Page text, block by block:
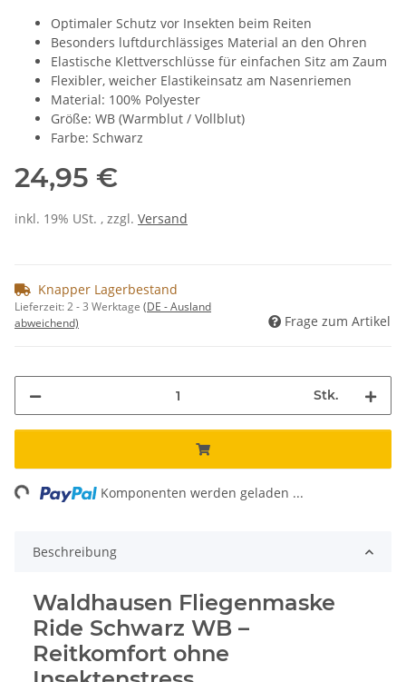
Optimaler Schutz vor Insekten beim Reiten
Besonders luftdurchlässiges Material an den Ohren
Elastische Klettverschlüsse für einfachen Sitz am Zaum
Flexibler, weicher Elastikeinsatz am Nasenriemen
Material: 100% Polyester
Größe: WB (Warmblut / Vollblut)
Farbe: Schwarz
24,95 €
inkl. 19% USt. , zzgl. Versand
Knapper Lagerbestand
Lieferzeit:2 - 3 Werktage (DE - Ausland
abweichend)
Frage zum Artikel
Stk.
Komponenten werden geladen ...
Beschreibung
Waldhausen Fliegenmaske
Ride Schwarz WB –
Reitkomfort ohne